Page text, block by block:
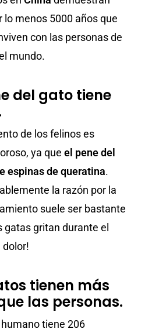
lo menos 5000 años que
con las personas de
mundo.
del gato tiene
de los felinos es
ya que el pene del
espinas de queratina.
la razón por la
suele ser bastante
gatas gritan durante el
dolor!
tienen más
las personas.
tiene 206